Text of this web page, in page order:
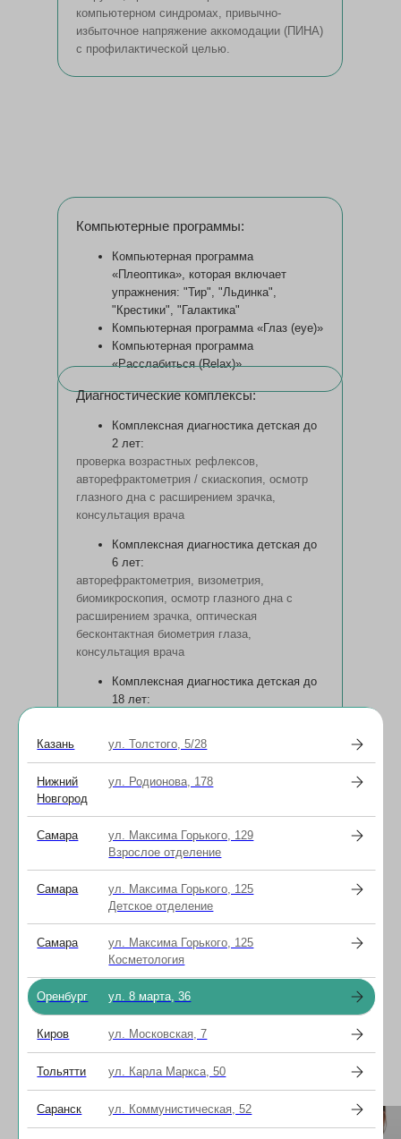
Компьютерные программы:
Компьютерная программа
«Плеоптика», которая включает
упражнения: "Тир", "Льдинка",
"Крестики", "Галактика"
Компьютерная программа «Глаз (eye)»
Компьютерная программа
«Расслабиться (Relax)»
компьютерном синдромах, привычно-
избыточное напряжение аккомодации (ПИНА)
с профилактической целью.
Диагностические комплексы:
Комплексная диагностика детская до
2 лет:
проверка возрастных рефлексов,
авторефрактометрия / скиаскопия, осмотр
глазного дна с расширением зрачка,
консультация врача
Комплексная диагностика детская до
6 лет:
авторефрактометрия, визометрия,
биомикроскопия, осмотр глазного дна с
расширением зрачка, оптическая
бесконтактная биометрия глаза,
консультация врача
Комплексная диагностика детская до
18 лет:
периметрия (скрининг), биомикроскопия,
с расширением зрачка, оптическая
бесконтактная биометрия глаза,
Специалисты
В нашей клинике работают
высококвалифицированные специалисты
которых есть врачи высшей категории и кандидаты
Казань ул. Толстого, 5/28
Нижний
Новгород
ул. Родионова, 178
Самара
ул. Максима Горького, 129
Взрослое отделение
Самара
ул. Максима Горького, 125
Детское отделение
Самара
ул. Максима Горького, 125
Косметология
Оренбург ул. 8 марта, 36
Киров ул. Московская, 7
Тольятти ул. Карла Маркса, 50
Саранск ул. Коммунистическая, 52